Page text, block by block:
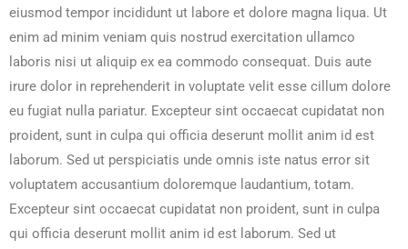
eiusmod tempor incididunt ut labore et dolore magna liqua. Ut
enim ad minim veniam quis nostrud exercitation ullamco
laboris nisi ut aliquip ex ea commodo consequat. Duis aute
irure dolor in reprehenderit in voluptate velit esse cillum dolore
eu fugiat nulla pariatur. Excepteur sint occaecat cupidatat non
proident, sunt in culpa qui officia deserunt mollit anim id est
laborum. Sed ut perspiciatis unde omnis iste natus error sit
voluptatem accusantium doloremque laudantium, totam.
Excepteur sint occaecat cupidatat non proident, sunt in culpa
qui officia deserunt mollit anim id est laborum. Sed ut